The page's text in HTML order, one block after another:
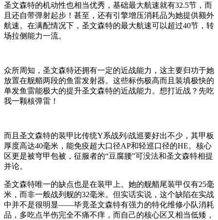
圣文森特的机动性也相当优秀，基础最大航速就有32.5节，而
且还自带弹射起步！甚至，还有引擎增压消耗品为她提供额外
航速。在满配情况下，圣文森特的最大航速可以超过40节，转
场拉侧能力一流。
众所周知，圣文森特还拥有一定的近战能力，这主要归功于她
放置在舰艏两段的鱼雷发射器。这些标伤极高而且装填极快的
单发鱼雷能极大的提升圣文森特的近战能力。想打近战？先吃
我一颗核弹雷！
而且圣文森特的装甲比传统Y系战列/战巡要好出不少，其甲板
厚度高达40毫米，能免疫超大口径AP和轻巡口径的HE。核心
区更是被穹甲包被，征服者的“豆腐腰”可没法和圣文森特相提
并论。
圣文森特唯一的缺点也是在装甲上。她的舰艏尾装甲仅有25毫
米，而非一般战列舰的32毫米。但实话实说，这个缺陷在实战
中并不是很明显——毕竟圣文森特有强力的特化维修小队消耗
品，多吃点半伤完全不痛不痒，而自己的核心区又相当低矮，